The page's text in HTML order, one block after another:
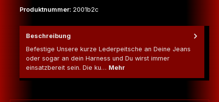
Produktnummer: 2001b2c
Beschreibung
Befestige Unsere kurze Lederpeitsche an Deine Jeans
oder sogar an dein Harness und Du wirst immer
einsatzbereit sein. Die ku… Mehr